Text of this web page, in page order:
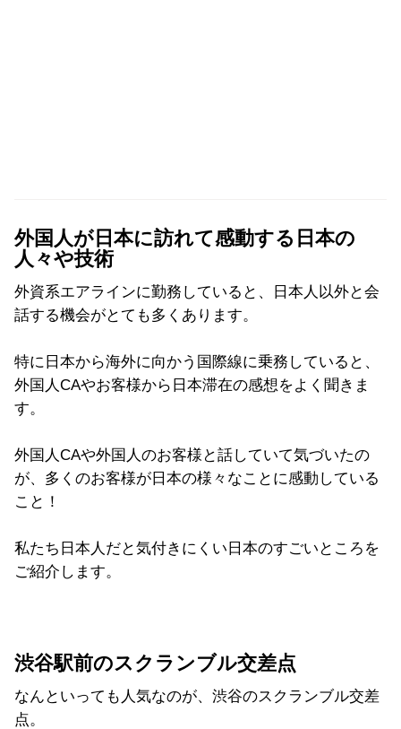
外国人が日本に訪れて感動する日本の
人々や技術
外資系エアラインに勤務していると、日本人以外と会
話する機会がとても多くあります。
特に日本から海外に向かう国際線に乗務していると、
外国人CAやお客様から日本滞在の感想をよく聞きま
す。
外国人CAや外国人のお客様と話していて気づいたの
が、多くのお客様が日本の様々なことに感動している
こと！
私たち日本人だと気付きにくい日本のすごいところを
ご紹介します。
渋谷駅前のスクランブル交差点
なんといっても人気なのが、渋谷のスクランブル交差
点。